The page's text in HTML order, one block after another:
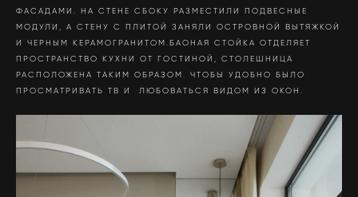
ФАСАДАМИ. НА СТЕНЕ СБОКУ РАЗМЕСТИЛИ ПОДВЕСНЫЕ
МОДУЛИ, А СТЕНУ С ПЛИТОЙ ЗАНЯЛИ ОСТРОВНОЙ ВЫТЯЖКОЙ
И ЧЕРНЫМ КЕРАМОГРАНИТОМ.БАОНАЯ СТОЙКА ОТДЕЛЯЕТ
ПРОСТРАНСТВО КУХНИ ОТ ГОСТИНОЙ, СТОЛЕШНИЦА
РАСПОЛОЖЕНА ТАКИМ ОБРАЗОМ. ЧТОБЫ УДОБНО БЫЛО
ПРОСМАТРИВАТЬ ТВ И ЛЮБОВАТЬСЯ ВИДОМ ИЗ ОКОН.